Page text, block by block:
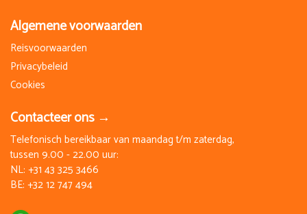
Vol
€ 450,00
zo 18 oktober 2026
3 Dagen
Op aanvraag
Vol
€ 450,00
Algemene voorwaarden
Reisvoorwaarden
Privacybeleid
Cookies
Contacteer ons →
Telefonisch bereikbaar van maandag t/m zaterdag,
tussen 9.00 - 22.00 uur:
NL: +31 43 325 3466
BE: +32 12 747 494